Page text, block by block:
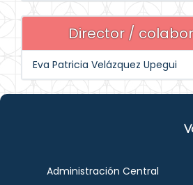
Director /
Eva Patricia Velázquez Upegui
Administración Central